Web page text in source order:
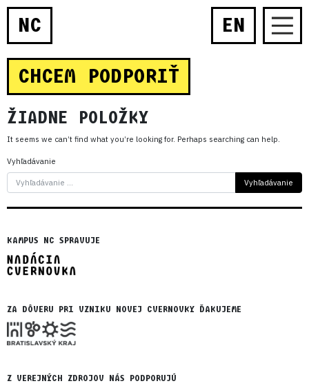
NC EN
CHCEM PODPORIŤ
ŽIADNE POLOŽKY
It seems we can’t find what you’re looking for. Perhaps searching can help.
Vyhľadávanie
KAMPUS NC SPRAVUJE
ZA DÔVERU PRI VZNIKU NOVEJ CVERNOVKY ĎAKUJEME
Z VEREJNÝCH ZDROJOV NÁS PODPORUJÚ